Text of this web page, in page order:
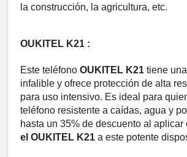
la construcción, la agricultura, etc.
OUKITEL K21 :
Este teléfono OUKITEL K21 tiene
infalible y ofrece protección de alta
para uso intensivo. Es ideal para
teléfono resistente a caídas, agua y
hasta un 35% de descuento al aplicar
el OUKITEL K21 a este potente